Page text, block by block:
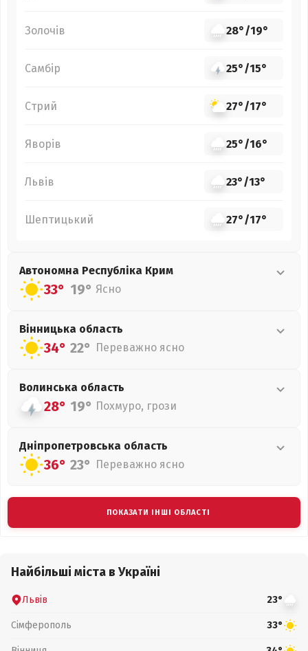
Золочів 28°/19°
Самбір 25°/15°
Стрий 27°/17°
Яворів 25°/16°
Львів 23°/13°
Шептицький 27°/17°
Автономна Республіка Крим
33° 19° Ясно
Вінницька область
34° 22° Переважно ясно
Волинська область
28° 19° Похмуро, грози
Дніпропетровська область
36° 23° Переважно ясно
ПОКАЗАТИ ІНШІ ОБЛАСТІ
Найбільші міста в Україні
Львів 23°
Сімферополь 33°